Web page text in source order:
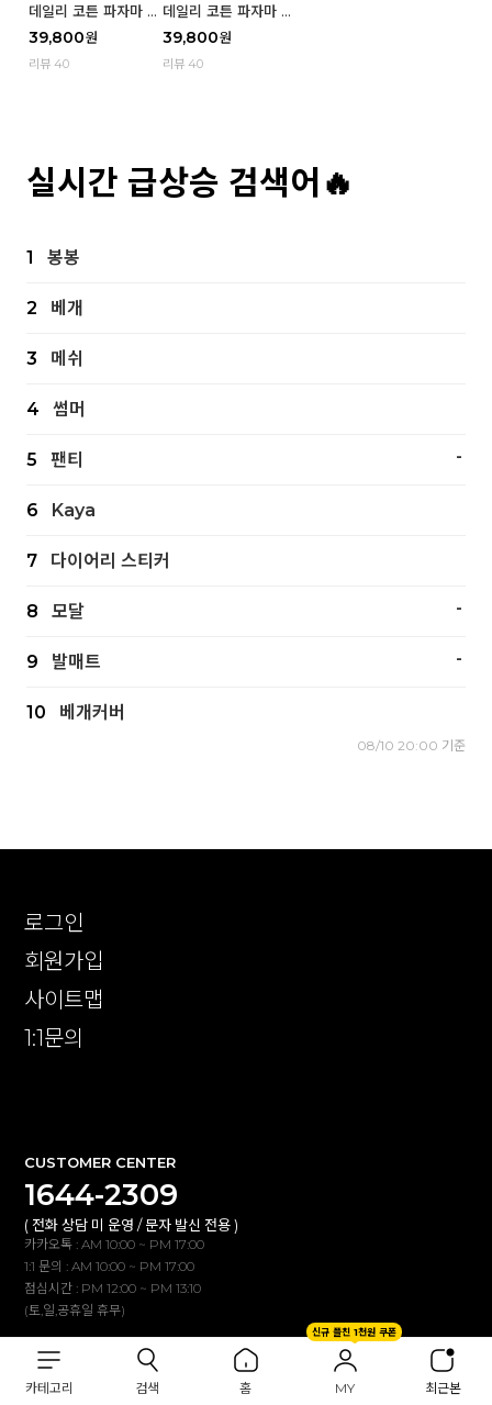
카테고리 검색 홈
신규 플친 1천원 쿠폰
MY 최근본
데일리 코튼 파자마 반
팔 세트 (우먼) - 02
Blue cherry
39,800원
리뷰 40
데일리 코튼 파자마 반
팔 세트 (우먼) - 01 Mi
z
39,800원
리뷰 40
실시간 급상승 검색어🔥
1 봉봉
2 베개
3 메쉬
4 썸머
5 팬티 -
6 Kaya
7 다이어리 스티커
8 모달 -
9 발매트 -
10 베개커버
08/10 20:00 기준
로그인
회원가입
사이트맵
1:1문의
CUSTOMER CENTER
1644-2309
( 전화 상담 미 운영 / 문자 발신 전용 )
카카오톡 : AM 10:00 ~ PM 17:00
1:1 문의 : AM 10:00 ~ PM 17:00
점심시간 : PM 12:00 ~ PM 13:10
(토,일,공휴일 휴무)
BANK INFO